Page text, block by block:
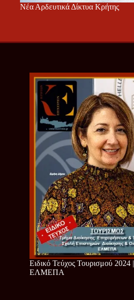
Νέα Αρδευτικά Δίκτυα Κρήτης
Ειδικό Τεύχος Τουρισμού 2024 |
ΕΛΜΕΠΑ